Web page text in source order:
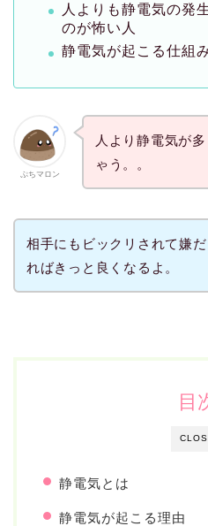
人よりも静電気の発
のが怖い人
静電気が起こる仕組
ぷちマロン
人より静電気が
ゃう。。
相手にもビックリされて嫌
ればきっと良くなるよ。
目
静電気とは
静電気が起こる理由